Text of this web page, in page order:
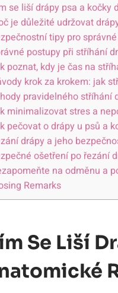
se liší drápy psa a kočky
je důležité udržovat
tipy pro
postupy při stříhání
poznat, kdy je čas na
krok za krokem: jak
pravidelného stříhání
minimalizovat stres a
pečovat o drápy u psů a
drápy a jeho
ošetření po řezání
na odměnu a
Remarks
Se Liší